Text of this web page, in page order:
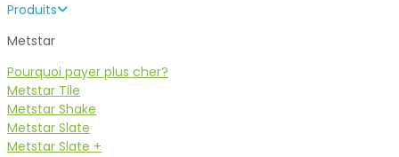
Produits
Metstar
Pourquoi payer plus cher?
Metstar Tile
Metstar Shake
Metstar Slate
Metstar Slate +